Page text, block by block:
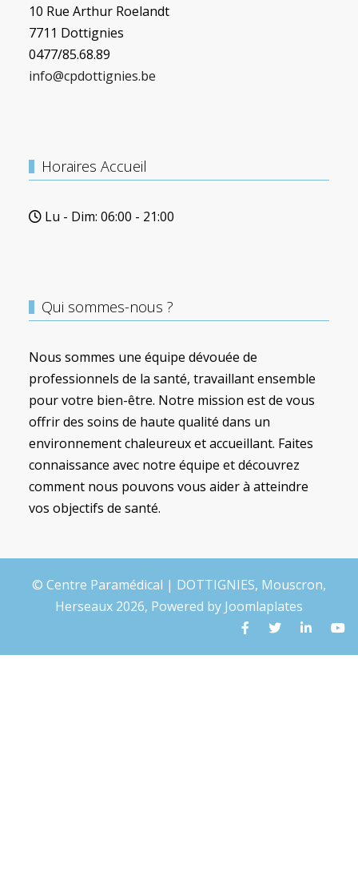
10 Rue Arthur Roelandt
7711 Dottignies
0477/85.68.89
info@cpdottignies.be
Horaires Accueil
Lu - Dim: 06:00 - 21:00
Qui sommes-nous ?
Nous sommes une équipe dévouée de
professionnels de la santé, travaillant ensemble
pour votre bien-être. Notre mission est de vous
offrir des soins de haute qualité dans un
environnement chaleureux et accueillant. Faites
connaissance avec notre équipe et découvrez
comment nous pouvons vous aider à atteindre
vos objectifs de santé.
© Centre Paramédical | DOTTIGNIES, Mouscron,
Herseaux 2026, Powered by Joomlaplates